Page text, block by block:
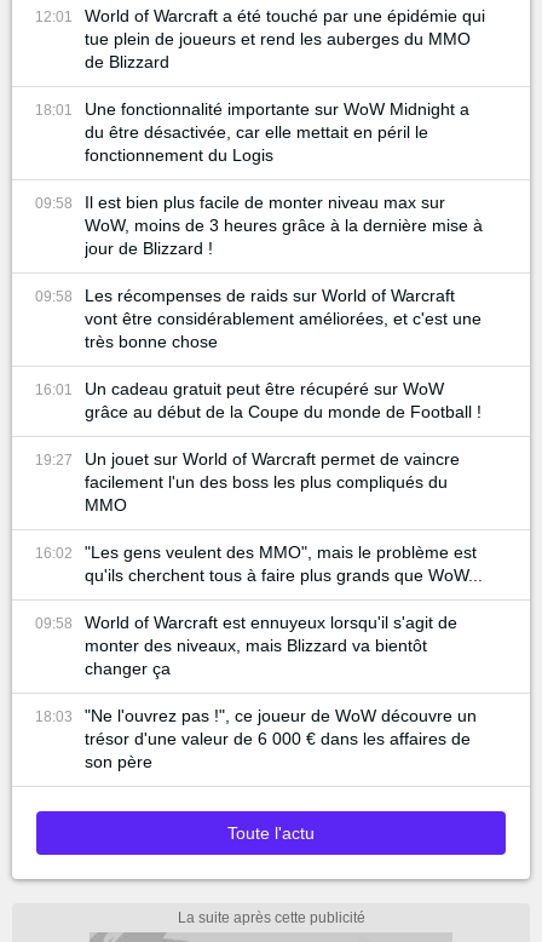
12:01
World of Warcraft a été touché par une épidémie qui
tue plein de joueurs et rend les auberges du MMO
de Blizzard
18:01
Une fonctionnalité importante sur WoW Midnight a
du être désactivée, car elle mettait en péril le
fonctionnement du Logis
09:58
Il est bien plus facile de monter niveau max sur
WoW, moins de 3 heures grâce à la dernière mise à
jour de Blizzard !
09:58
Les récompenses de raids sur World of Warcraft
vont être considérablement améliorées, et c'est une
très bonne chose
16:01
Un cadeau gratuit peut être récupéré sur WoW
grâce au début de la Coupe du monde de Football !
19:27
Un jouet sur World of Warcraft permet de vaincre
facilement l'un des boss les plus compliqués du
MMO
16:02
"Les gens veulent des MMO", mais le problème est
qu'ils cherchent tous à faire plus grands que WoW...
09:58
World of Warcraft est ennuyeux lorsqu'il s'agit de
monter des niveaux, mais Blizzard va bientôt
changer ça
18:03
"Ne l'ouvrez pas !", ce joueur de WoW découvre un
trésor d'une valeur de 6 000 € dans les affaires de
son père
Toute l'actu